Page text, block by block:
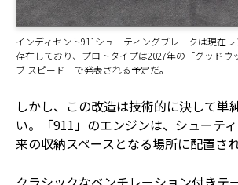
インディセント911シューティングブレークは現在
存在しており、プロトタイプは2027年の「グッドウ
ブ スピード」で発表される予定だ。
しかし、この改造は技術的に決して単
い。「911」のエンジンは、シューテ
来の収納スペースとなる場所に配置さ